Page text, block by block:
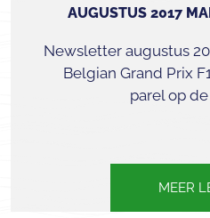
AUGUSTUS 2017
Newsletter augustus
Belgian Grand Prix
parel op
MEER